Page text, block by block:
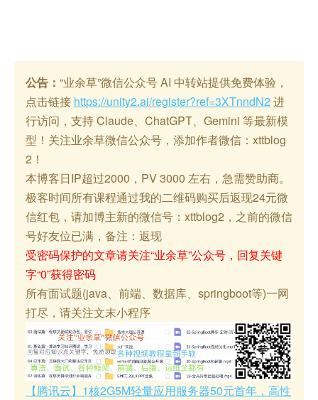
公告： “业余草”微信公众号 AI 中转站提供免费体验，
点击链接 https://unity2.ai/register?ref=3XTnndN2 进
行访问，支持 Claude、ChatGPT、Gemini 等最新模
型！关注业余草微信公众号，添加作者微信：xttblog
2！
本博客日IP超过2000，PV 3000 左右，急需赞助商。
极客时间所有课程通过我的二维码购买后返现24元微
信红包，请加博主新的微信号：xttblog2，之前的微信
号好友位已满，备注：返现
受密码保护的文章请关注“业余草”公众号，回复关键
字“0”获得密码
所有面试题(java、前端、数据库、springboot等)一网
打尽，请关注文末小程序
【腾讯云】1核2G5M轻量应用服务器50元首年，高性